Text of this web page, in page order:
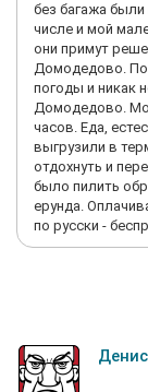
без багажа
числе и мой
они примут
Домодедово.
погоды и никак
Домодедово.
часов. Еда,
выгрузили в
отдохнуть и
было пилить
ерунда.
по русски -
Денис